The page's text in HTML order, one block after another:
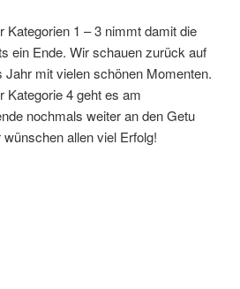
Kategorien 1 – 3 nimmt damit die
ein Ende. Wir schauen zurück auf
Jahr mit vielen schönen Momenten.
Kategorie 4 geht es am
nochmals weiter an den Getu
allen viel Erfolg!